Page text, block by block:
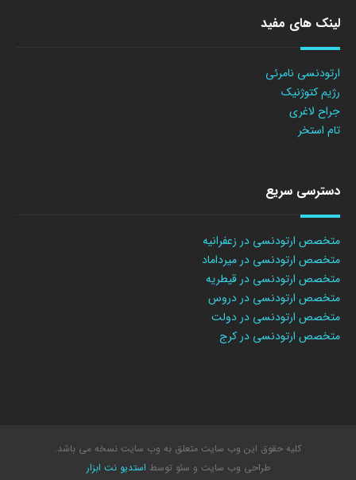
لینک های مفید
ارتودنسی نامرئی
رژیم کتوژنیک
جراح لاغری
تام استخر
دسترسی سریع
متخصص ارتودنسی در زعفرانیه
متخصص ارتودنسی در میرداماد
متخصص ارتودنسی در قیطریه
متخصص ارتودنسی در دروس
متخصص ارتودنسی در دولت
متخصص ارتودنسی در کرج
کلیه حقوق این وب سایت متعلق به وب سایت نسخه می باشد.
طراحی وب سایت و سئو توسط استدیو نت ابزار